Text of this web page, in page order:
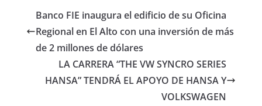
Banco FIE inaugura el edificio de su Oficina
Regional en El Alto con una inversión de más
de 2 millones de dólares
LA CARRERA “THE VW SYNCRO SERIES
HANSA” TENDRÁ EL APOYO DE HANSA Y
VOLKSWAGEN